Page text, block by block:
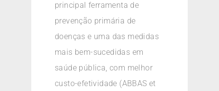
principal ferramenta de
prevenção primária de
doenças e uma das medidas
mais bem-sucedidas em
saúde pública, com melhor
custo-efetividade (ABBAS et